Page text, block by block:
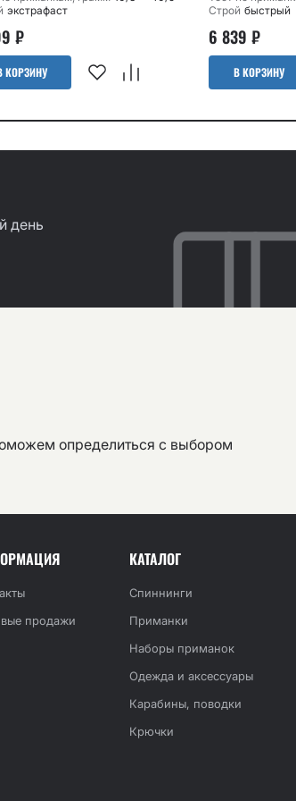
экстрафаст
₽
КОРЗИНУ
Строй быстрый
6 839 ₽
В КОРЗИНУ
день
определиться с выбором
продажи
КАТАЛОГ
Спиннинги
Приманки
Наборы приманок
Одежда и аксессуары
Карабины, поводки
Крючки